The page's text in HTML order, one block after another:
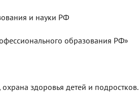
и науки РФ
образования РФ»
здоровья детей и подростков.